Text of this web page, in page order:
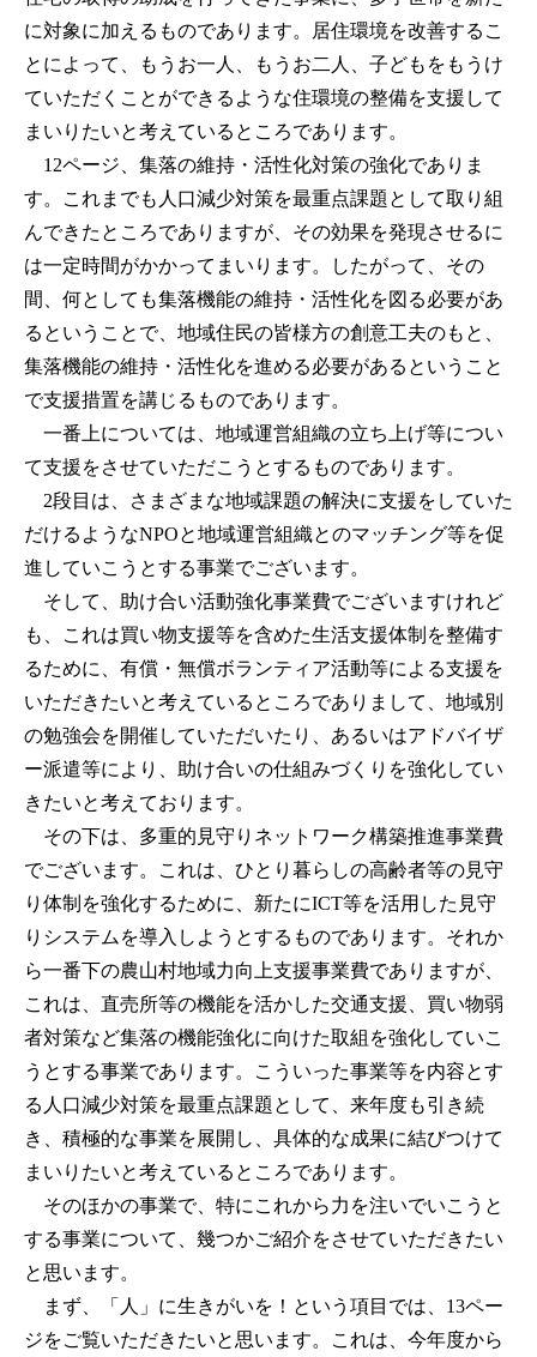
に対象に加えるものであります。居住環境を改善するこ
とによって、もうお一人、もうお二人、子どもをもうけ
ていただくことができるような住環境の整備を支援して
まいりたいと考えているところであります。
12ページ、集落の維持・活性化対策の強化でありま
す。これまでも人口減少対策を最重点課題として取り組
んできたところでありますが、その効果を発現させるに
は一定時間がかかってまいります。したがって、その
間、何としても集落機能の維持・活性化を図る必要があ
るということで、地域住民の皆様方の創意工夫のもと、
集落機能の維持・活性化を進める必要があるということ
で支援措置を講じるものであります。
一番上については、地域運営組織の立ち上げ等につい
て支援をさせていただこうとするものであります。
2段目は、さまざまな地域課題の解決に支援をしていた
だけるようなNPOと地域運営組織とのマッチング等を促
進していこうとする事業でございます。
そして、助け合い活動強化事業費でございますけれど
も、これは買い物支援等を含めた生活支援体制を整備す
るために、有償・無償ボランティア活動等による支援を
いただきたいと考えているところでありまして、地域別
の勉強会を開催していただいたり、あるいはアドバイザ
ー派遣等により、助け合いの仕組みづくりを強化してい
きたいと考えております。
その下は、多重的見守りネットワーク構築推進事業費
でございます。これは、ひとり暮らしの高齢者等の見守
り体制を強化するために、新たにICT等を活用した見守
りシステムを導入しようとするものであります。それか
ら一番下の農山村地域力向上支援事業費でありますが、
これは、直売所等の機能を活かした交通支援、買い物弱
者対策など集落の機能強化に向けた取組を強化していこ
うとする事業であります。こういった事業等を内容とす
る人口減少対策を最重点課題として、来年度も引き続
き、積極的な事業を展開し、具体的な成果に結びつけて
まいりたいと考えているところであります。
そのほかの事業で、特にこれから力を注いでいこうと
する事業について、幾つかご紹介をさせていただきたい
と思います。
まず、「人」に生きがいを！という項目では、13ペー
ジをご覧いただきたいと思います。これは、今年度から